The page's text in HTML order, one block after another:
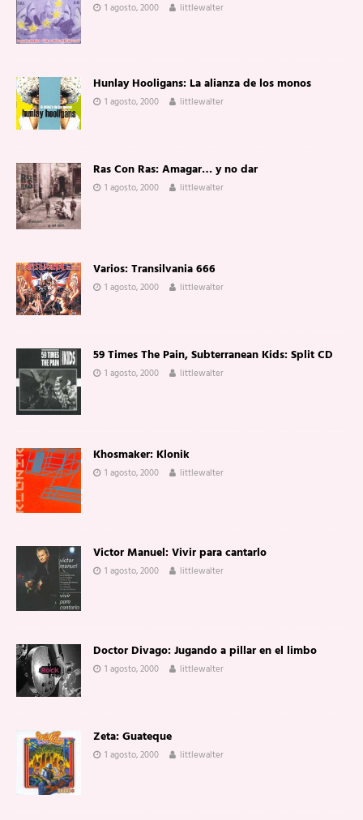
1 agosto, 2000 littlewalter
Hunlay Hooligans: La alianza de los monos
1 agosto, 2000 littlewalter
Ras Con Ras: Amagar… y no dar
1 agosto, 2000 littlewalter
Varios: Transilvania 666
1 agosto, 2000 littlewalter
59 Times The Pain, Subterranean Kids: Split CD
1 agosto, 2000 littlewalter
Khosmaker: Klonik
1 agosto, 2000 littlewalter
Victor Manuel: Vivir para cantarlo
1 agosto, 2000 littlewalter
Doctor Divago: Jugando a pillar en el limbo
1 agosto, 2000 littlewalter
Zeta: Guateque
1 agosto, 2000 littlewalter